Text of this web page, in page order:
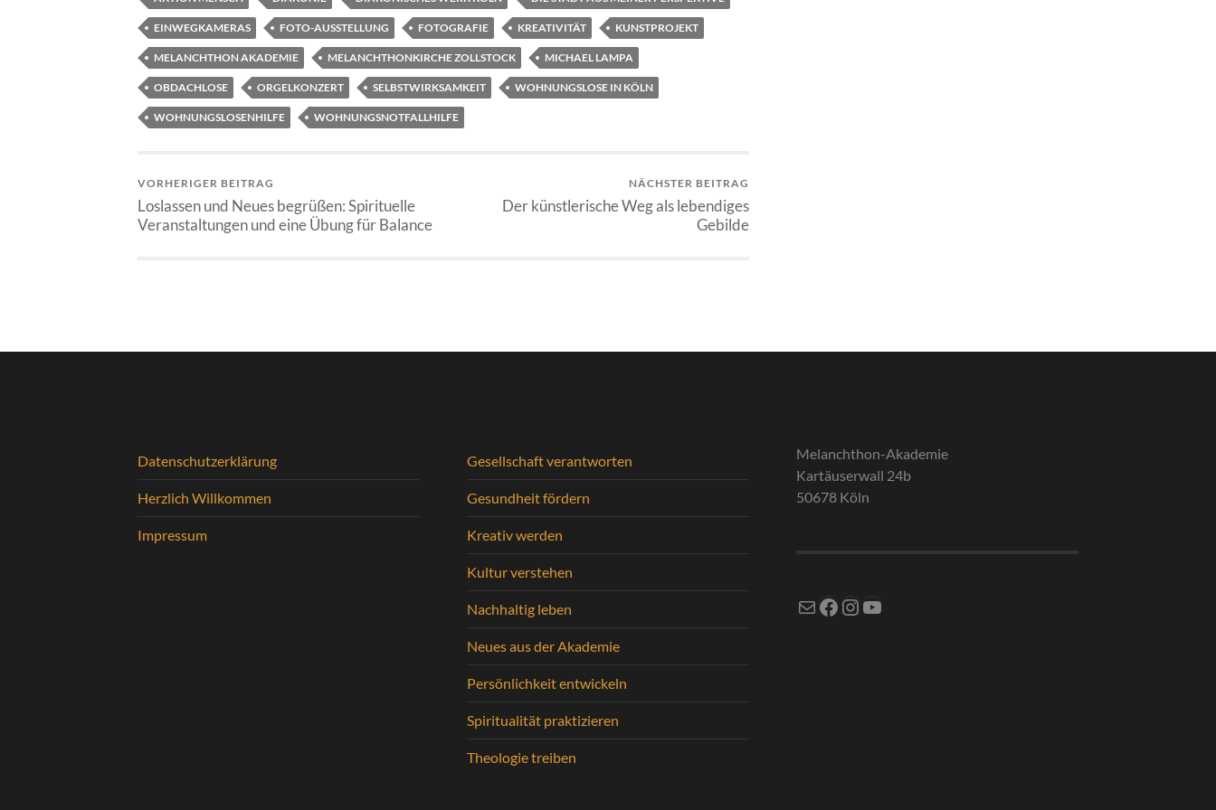
EINWEGKAMERAS FOTO-AUSSTELLUNG FOTOGRAFIE KREATIVITÄT KUNSTPROJEKT
MELANCHTHON AKADEMIE MELANCHTHONKIRCHE ZOLLSTOCK MICHAEL LAMPA
OBDACHLOSE ORGELKONZERT SELBSTWIRKSAMKEIT WOHNUNGSLOSE IN KÖLN
WOHNUNGSLOSENHILFE WOHNUNGSNOTFALLHILFE
VORHERIGER BEITRAG
Loslassen und Neues begrüßen: Spirituelle
Veranstaltungen und eine Übung für Balance
NÄCHSTER BEITRAG
Der künstlerische Weg als lebendiges
Gebilde
Datenschutzerklärung
Herzlich Willkommen
Impressum
Gesellschaft verantworten
Gesundheit fördern
Kreativ werden
Kultur verstehen
Nachhaltig leben
Neues aus der Akademie
Persönlichkeit entwickeln
Spiritualität praktizieren
Theologie treiben
Melanchthon-Akademie
Kartäuserwall 24b
50678 Köln
E-MailFacebook
Instagram
YouTube